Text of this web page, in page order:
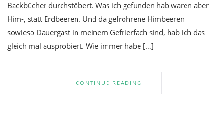
Backbücher durchstöbert. Was ich gefunden hab waren aber
Him-, statt Erdbeeren. Und da gefrohrene Himbeeren
sowieso Dauergast in meinem Gefrierfach sind, hab ich das
gleich mal ausprobiert. Wie immer habe […]
CONTINUE READING